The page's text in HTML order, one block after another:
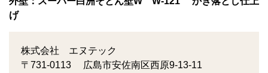
げ
株式会社 エヌテック
〒731-0113 広島市安佐南区西原9-13-11